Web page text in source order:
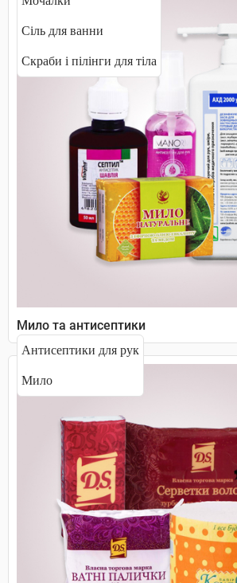
Сіль для ванни
Скраби і пілінги для тіла
Мило та антисептики
Антисептики для рук
Мило